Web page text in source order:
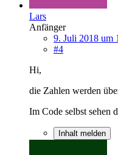
Lars
Anfänger
9. Juli 2018 um
#4
Hi,
die Zahlen werden
Im Code selbst sehen
Inhalt melden